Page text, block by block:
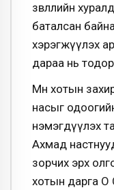
зөвлөлийн
баталсан
хэрэгжүүлэх
дараа нь
Мөн хотын
насыг
нэмэгдүүлэх
Ахмад
зорчих эрх
хотын дарга О